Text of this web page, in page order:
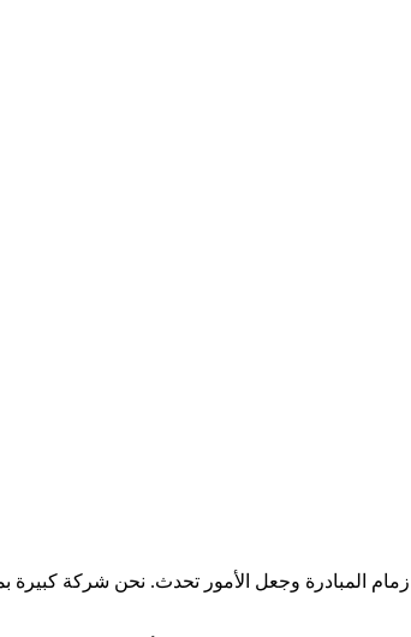
المبادرة وجعل الأمور تحدث. نحن شركة كبيرة